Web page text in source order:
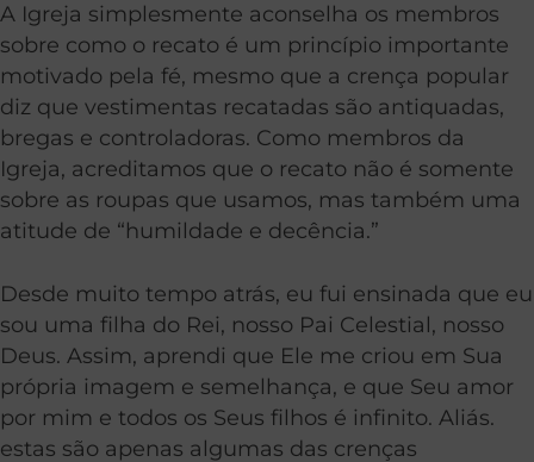
A Igreja simplesmente aconselha os membros
sobre como o recato é um princípio importante
motivado pela fé, mesmo que a crença popular
diz que vestimentas recatadas são antiquadas,
bregas e controladoras. Como membros da
Igreja, acreditamos que o recato não é somente
sobre as roupas que usamos, mas também uma
atitude de “humildade e decência.”
Desde muito tempo atrás, eu fui ensinada que eu
sou uma filha do Rei, nosso Pai Celestial, nosso
Deus. Assim, aprendi que Ele me criou em Sua
própria imagem e semelhança, e que Seu amor
por mim e todos os Seus filhos é infinito. Aliás.
estas são apenas algumas das crenças